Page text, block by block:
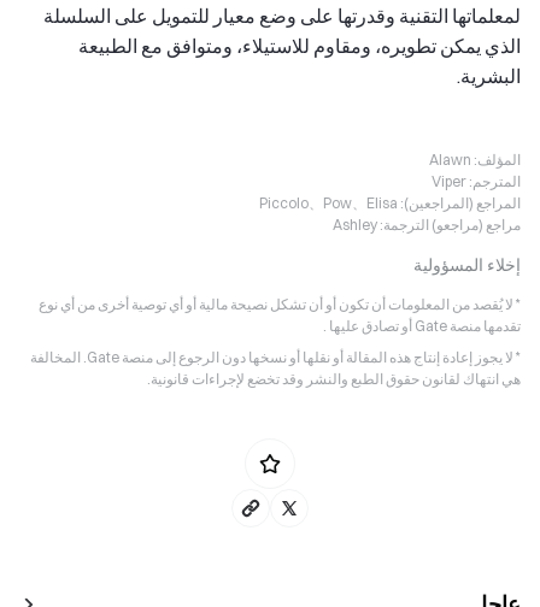
لمعلماتها التقنية وقدرتها على وضع معيار للتمويل على السلسلة
الذي يمكن تطويره، ومقاوم للاستيلاء، ومتوافق مع الطبيعة
البشرية.
المؤلف: Alawn
المترجم: Viper
المراجع (المراجعين): Piccolo、Pow、Elisa
مراجع (مراجعو) الترجمة: Ashley
إخلاء المسؤولية
* لا يُقصد من المعلومات أن تكون أو أن تشكل نصيحة مالية أو أي توصية أخرى من أي نوع
تقدمها منصة Gate أو تصادق عليها .
* لا يجوز إعادة إنتاج هذه المقالة أو نقلها أو نسخها دون الرجوع إلى منصة Gate. المخالفة
هي انتهاك لقانون حقوق الطبع والنشر وقد تخضع لإجراءات قانونية.